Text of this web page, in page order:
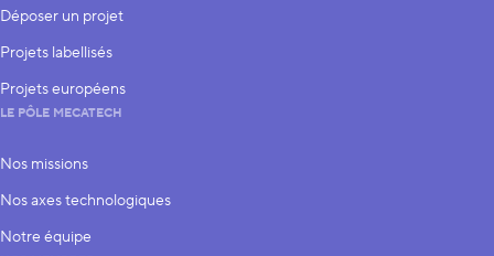
Déposer un projet
Projets labellisés
Projets européens
LE PÔLE MECATECH
Nos missions
Nos axes technologiques
Notre équipe